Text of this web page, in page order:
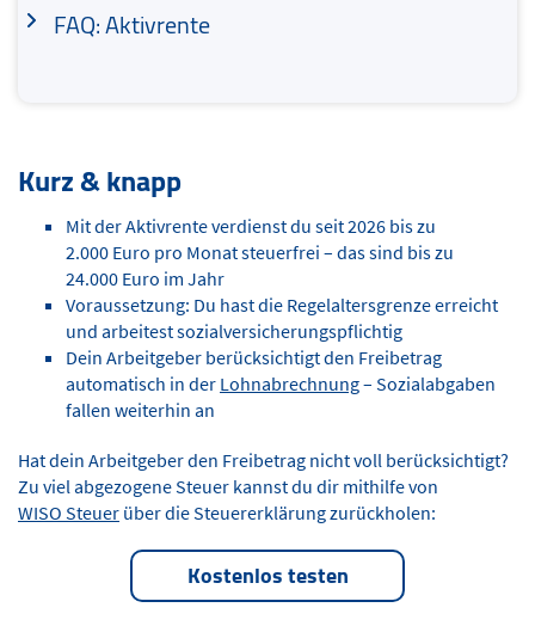
FAQ: Aktivrente
Kurz & knapp
Mit der Aktivrente verdienst du seit 2026 bis zu
2.000 Euro pro Monat steuerfrei – das sind bis zu
24.000 Euro im Jahr
Voraussetzung: Du hast die Regelaltersgrenze erreicht
und arbeitest sozialversicherungspflichtig
Dein Arbeitgeber berücksichtigt den Freibetrag
automatisch in der Lohnabrechnung– Sozialabgaben
fallen weiterhin an
Hat dein Arbeitgeber den Freibetrag nicht voll berücksichtigt?
Zu viel abgezogene Steuer kannst du dir mithilfe von
WISO Steuer über die Steuererklärung zurückholen:
Kostenlos testen